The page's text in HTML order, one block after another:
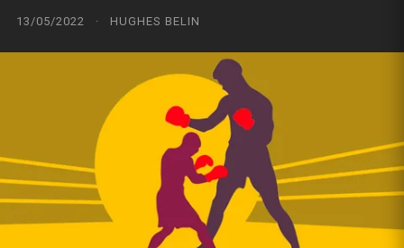
13/05/2022 · HUGHES BELIN